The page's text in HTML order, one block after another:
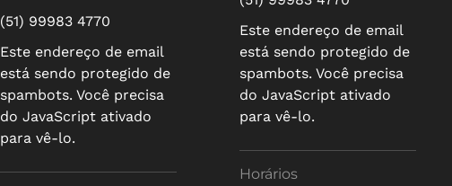
(51) 99983 4770
Este endereço de email
está sendo protegido de
spambots. Você precisa
do JavaScript ativado
para vê-lo.
Este endereço de email
está sendo protegido de
spambots. Você precisa
do JavaScript ativado
para vê-lo.
Horários